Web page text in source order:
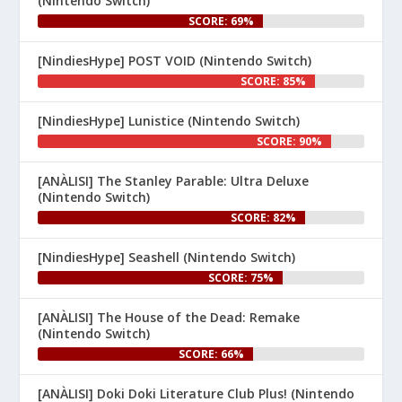
1
Nintenhype.Cat @nintenhype.cat
⋅
1m
El món dels videojocs: ⚡🔥💥💀
Nintendo:
SCORE: 69%
[NindiesHype] POST VOID (Nintendo Switch)
SCORE: 85%
[NindiesHype] Lunistice (Nintendo Switch)
SCORE: 90%
[ANÀLISI] The Stanley Parable: Ultra Deluxe
(Nintendo Switch)
SCORE: 82%
[NindiesHype] Seashell (Nintendo Switch)
SCORE: 75%
[ANÀLISI] The House of the Dead: Remake
(Nintendo Switch)
SCORE: 66%
[ANÀLISI] Doki Doki Literature Club Plus! (Nintendo